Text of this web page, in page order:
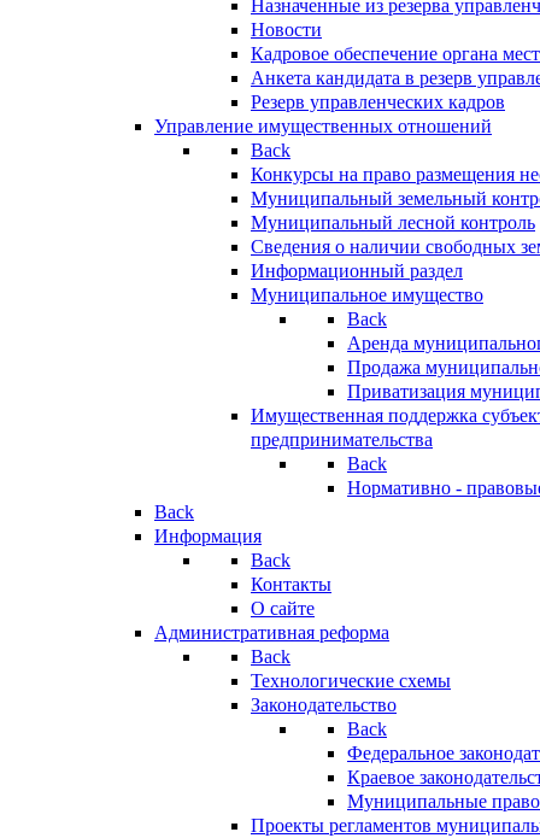
Назначенные из резерва
Новости
Кадровое обеспечение органа
Анкета кандидата в резерв
Резерв управленческих кадров
Управление имущественных отношений
Back
Конкурсы на право размещения
Муниципальный земельный
Муниципальный лесной контроль
Сведения о наличии свободных
Информационный раздел
Муниципальное имущество
Back
Аренда
Продажа
Приватизация
Имущественная поддержка
предпринимательства
Back
Нормативно -
Back
Информация
Back
Контакты
О сайте
Административная реформа
Back
Технологические схемы
Законодательство
Back
Федеральное
Краевое
Муниципальные
Проекты регламентов